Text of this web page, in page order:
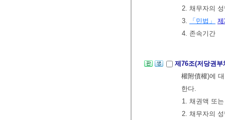
2. 채무자의
3.
「민법」
4. 존속기간
제76조(저당권
權附債權)에
한다.
1. 채권액 또
2. 채무자의